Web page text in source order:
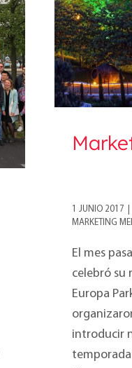
1 JUNIO 2017
MARKETING
El mes
celebró su
Europa
introducir